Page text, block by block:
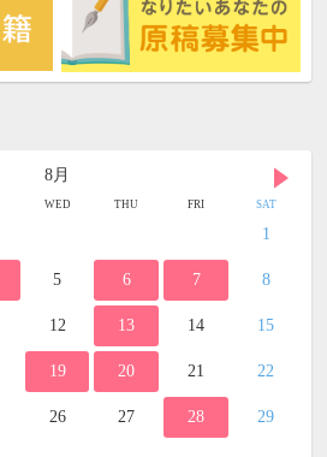
8月
WED THU FRI SAT
1
5 6 7 8
12 13 14 15
19 20 21 22
26 27 28 29